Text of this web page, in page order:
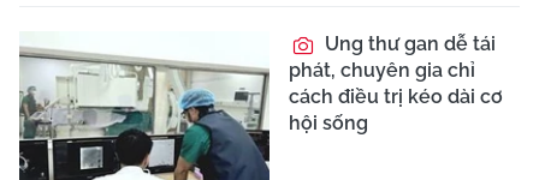
Ung thư gan dễ tái
phát, chuyên gia chỉ
cách điều trị kéo dài cơ
hội sống